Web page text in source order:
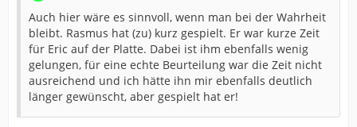
Auch hier wäre es sinnvoll, wenn man bei der Wahrheit
bleibt. Rasmus hat (zu) kurz gespielt. Er war kurze Zeit
für Eric auf der Platte. Dabei ist ihm ebenfalls wenig
gelungen, für eine echte Beurteilung war die Zeit nicht
ausreichend und ich hätte ihn mir ebenfalls deutlich
länger gewünscht, aber gespielt hat er!